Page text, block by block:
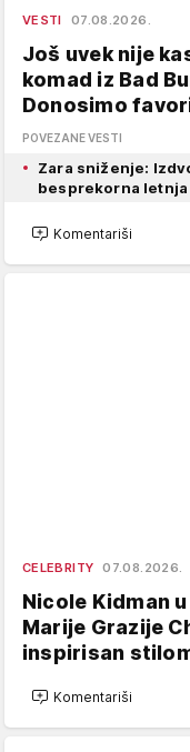
VESTI 07.08.2026.
Još uvek nije
komad iz Bad
Donosimo
POVEZANE VESTI
Zara sniženje:
besprekorna letnja
Komentariši
CELEBRITY 07.08.2026.
Nicole Kidman
Marije Grazije
inspirisan
Komentariši